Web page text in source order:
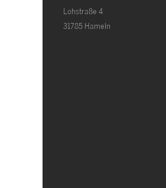
Lohstraße 4
31785 Hameln